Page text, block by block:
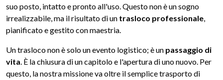
suo posto, intatto e pronto all'uso. Questo non è un sogno
irrealizzabile, ma il risultato di un trasloco professionale,
pianificato e gestito con maestria.
Un trasloco non è solo un evento logistico; è un passaggio di
vita. È la chiusura di un capitolo e l'apertura di uno nuovo. Per
questo, la nostra missione va oltre il semplice trasporto di